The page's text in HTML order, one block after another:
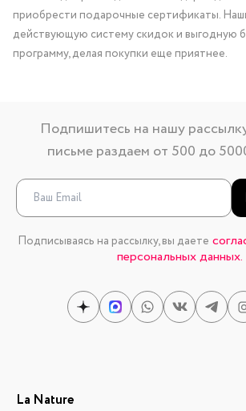
приобрести подарочные сертификаты.
действующую систему скидок и выгодную
программу, делая покупки еще приятнее.
Подпишитесь на нашу
письме раздаем от 500 до
Подписываясь на рассылку, вы даете
персональных данных.
La Nature